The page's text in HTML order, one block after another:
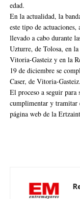
edad.
En la actualidad, la
este tipo de actuaciones,
llevado a cabo durante
Uzturre, de Tolosa, en
Vitoria-Gasteiz y en la
19 de diciembre se
Caser, de Vitoria-Gasteiz.
El proceso a seguir para
cumplimentar y tramitar
página web de la